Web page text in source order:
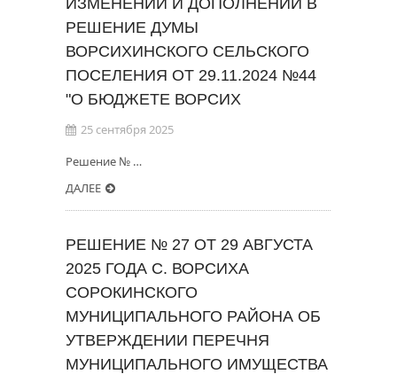
ИЗМЕНЕНИЙ И ДОПОЛНЕНИЙ В
РЕШЕНИЕ ДУМЫ
ВОРСИХИНСКОГО СЕЛЬСКОГО
ПОСЕЛЕНИЯ ОТ 29.11.2024 №44
"О БЮДЖЕТЕ ВОРСИХ
25 сентября 2025
Решение № …
ДАЛЕЕ
РЕШЕНИЕ № 27 ОТ 29 АВГУСТА
2025 ГОДА С. ВОРСИХА
СОРОКИНСКОГО
МУНИЦИПАЛЬНОГО РАЙОНА ОБ
УТВЕРЖДЕНИИ ПЕРЕЧНЯ
МУНИЦИПАЛЬНОГО ИМУЩЕСТВА